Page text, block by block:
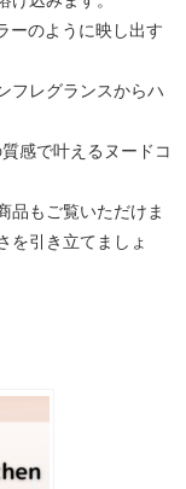
ーのように映し出す
フレグランスからハ
感で叶えるヌードコ
品もご覧いただけま
を引き立てましょ